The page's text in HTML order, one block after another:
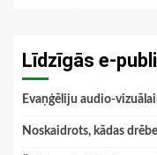
Līdzīgās e-
Evaņģēliju audio-
Noskaidrots, kādas